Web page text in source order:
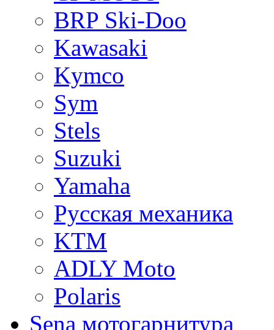
BRP Ski-Doo
Kawasaki
Kymco
Sym
Stels
Suzuki
Yamaha
Русская механика
KTM
ADLY Moto
Polaris
Sena мотогарнитура